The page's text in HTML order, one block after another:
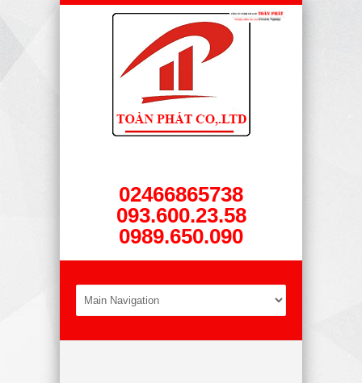
02466865738
093.600.23.58
0989.650.090